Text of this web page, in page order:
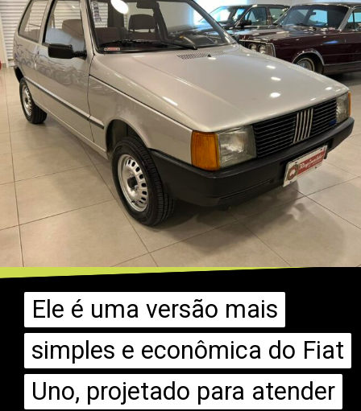
Ele é uma versão mais
simples e econômica do Fiat
Uno, projetado para atender
Ele é uma versão mais
simples e econômica do Fiat
Uno, projetado para atender